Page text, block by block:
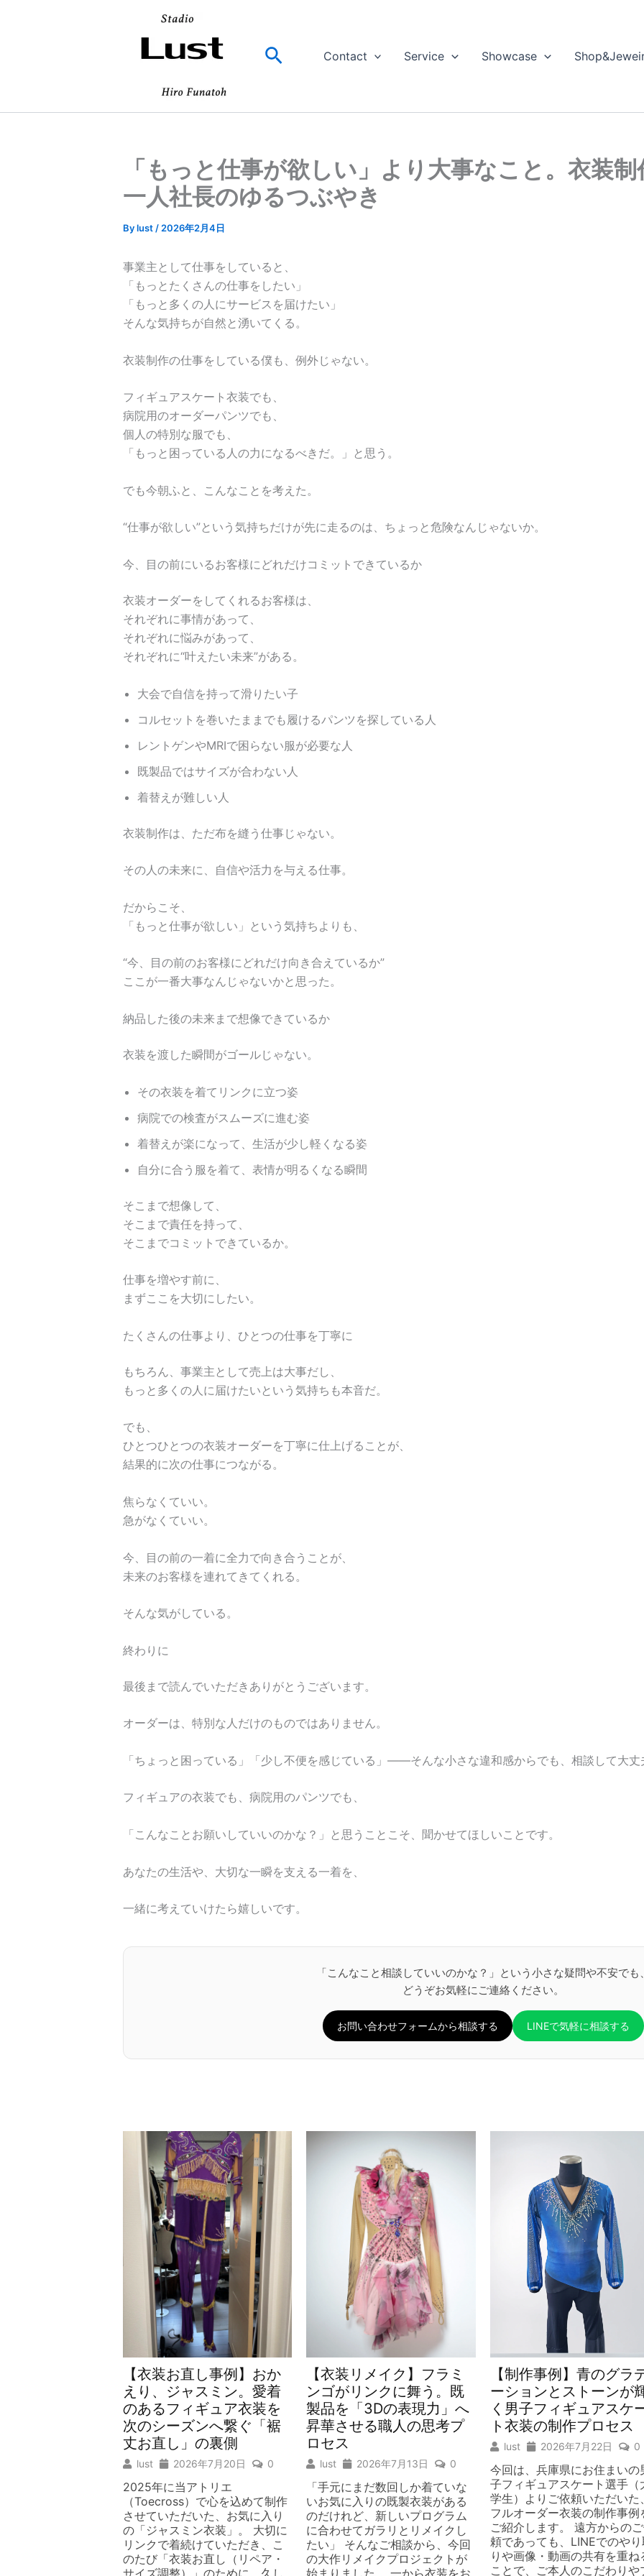
検
Contact Service Showcase
「もっと仕事が欲しい」より大事なこと。衣装
一人社長のゆるつぶやき
Bylust / 2026年2月4日
事業主として仕事をしていると、
「もっとたくさんの仕事をしたい」
「もっと多くの人にサービスを届けたい」
そんな気持ちが自然と湧いてくる。
衣装制作の仕事をしている僕も、例外じゃない。
フィギュアスケート衣装でも、
病院用のオーダーパンツでも、
個人の特別な服でも、
「もっと困っている人の力になるべきだ。」と思う。
でも今朝ふと、こんなことを考えた。
“仕事が欲しい”という気持ちだけが先に走るのは、ちょっと危険なんじゃないか。
今、目の前にいるお客様にどれだけコミットできているか
衣装オーダーをしてくれるお客様は、
それぞれに事情があって、
それぞれに悩みがあって、
それぞれに“叶えたい未来”がある。
大会で自信を持って滑りたい子
コルセットを巻いたままでも履けるパンツを探している人
レントゲンやMRIで困らない服が必要な人
既製品ではサイズが合わない人
着替えが難しい人
衣装制作は、ただ布を縫う仕事じゃない。
その人の未来に、自信や活力を与える仕事。
だからこそ、
「もっと仕事が欲しい」という気持ちよりも、
“今、目の前のお客様にどれだけ向き合えているか”
ここが一番大事なんじゃないかと思った。
納品した後の未来まで想像できているか
衣装を渡した瞬間がゴールじゃない。
その衣装を着てリンクに立つ姿
病院での検査がスムーズに進む姿
着替えが楽になって、生活が少し軽くなる姿
自分に合う服を着て、表情が明るくなる瞬間
そこまで想像して、
そこまで責任を持って、
そこまでコミットできているか。
仕事を増やす前に、
まずここを大切にしたい。
たくさんの仕事より、ひとつの仕事を丁寧に
もちろん、事業主として売上は大事だし、
もっと多くの人に届けたいという気持ちも本音だ。
でも、
ひとつひとつの衣装オーダーを丁寧に仕上げることが、
結果的に次の仕事につながる。
焦らなくていい。
急がなくていい。
今、目の前の一着に全力で向き合うことが、
未来のお客様を連れてきてくれる。
そんな気がしている。
終わりに
最後まで読んでいただきありがとうございます。
オーダーは、特別な人だけのものではありません。
「ちょっと困っている」「少し不便を感じている」——そんな小さな違和感からでも、相談して大丈
フィギュアの衣装でも、病院用のパンツでも、
「こんなことお願いしていいのかな？」と思うことこそ、聞かせてほしいことです。
あなたの生活や、大切な一瞬を支える一着を、
一緒に考えていけたら嬉しいです。
「こんなこと相談していいのかな？」という小さな疑問や不安でも
どうぞお気軽にご連絡ください。
お問い合わせフォームから相談する LINEで気軽に相談する
【衣装お直し事例】おか
えり、ジャスミン。愛着
のあるフィギュア衣装を
次のシーズンへ繋ぐ「裾
丈お直し」の裏側
lust 2026年7月20日 0
2025年に当アトリエ
（Toecross）で心を込めて制作
させていただいた、お気に入り
の「ジャスミン衣装」。 大切に
リンクで着続けていただき、こ
のたび「衣装お直し（リペア・
サイズ調整）」のために、久し
【衣装リメイク】フラミ
ンゴがリンクに舞う。既
製品を「3Dの表現力」へ
昇華させる職人の思考プ
ロセス
lust 2026年7月13日 0
「手元にまだ数回しか着ていな
いお気に入りの既製衣装がある
のだけれど、新しいプログラム
に合わせてガラリとリメイクし
たい」 そんなご相談から、今回
の大作リメイクプロジェクトが
始まりました。 一から衣装をお
【制作事例】青のグラ
ーションとストーンが
く男子フィギュアスケ
ト衣装の制作プロセス
lust 2026年7月22日 0
今回は、兵庫県にお住まいの
子フィギュアスケート選手（
学生）よりご依頼いただいた
フルオーダー衣装の制作事例
ご紹介します。 遠方からの
頼であっても、LINEでのや
りや画像・動画の共有を重ね
ことで、ご本人のこだわりや